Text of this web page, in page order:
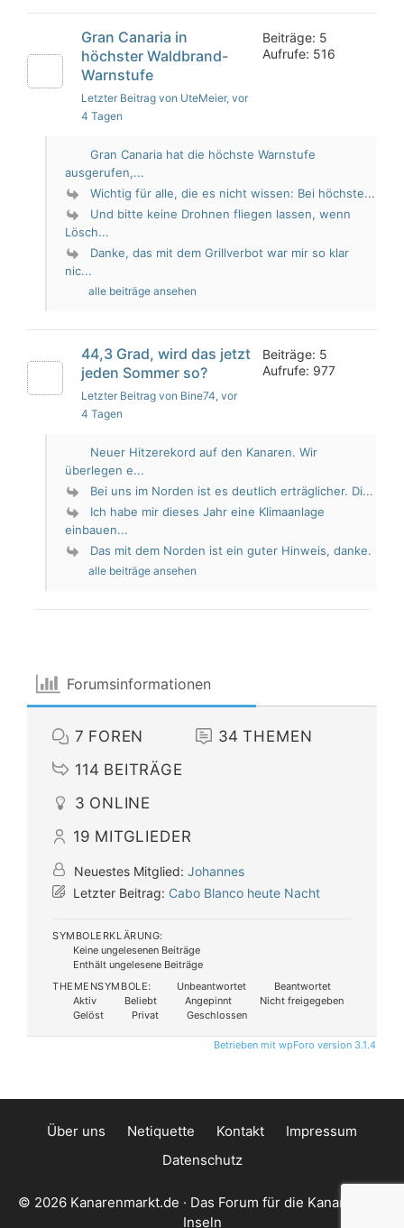
Gran Canaria in
höchster Waldbrand-
Warnstufe
Letzter Beitrag von UteMeier, vor
4 Tagen
Beiträge: 5
Aufrufe: 516
Gran Canaria hat die höchste Warnstufe
ausgerufen,...
Wichtig für alle, die es nicht wissen: Bei höchste...
Und bitte keine Drohnen fliegen lassen, wenn
Lösch...
Danke, das mit dem Grillverbot war mir so klar
nic...
alle beiträge ansehen
44,3 Grad, wird das jetzt
jeden Sommer so?
Letzter Beitrag von Bine74, vor
4 Tagen
Beiträge: 5
Aufrufe: 977
Neuer Hitzerekord auf den Kanaren. Wir
überlegen e...
Bei uns im Norden ist es deutlich erträglicher. Di...
Ich habe mir dieses Jahr eine Klimaanlage
einbauen...
Das mit dem Norden ist ein guter Hinweis, danke.
alle beiträge ansehen
Forumsinformationen
7 FOREN 34 THEMEN
114 BEITRÄGE
3 ONLINE
19 MITGLIEDER
Neuestes Mitglied: Johannes
Letzter Beitrag: Cabo Blanco heute Nacht
SYMBOLERKLÄRUNG:
Keine ungelesenen Beiträge
Enthält ungelesene Beiträge
THEMENSYMBOLE:
Unbeantwortet
Beantwortet
Aktiv
Beliebt Angepinnt
Nicht freigegeben
Gelöst
Privat Geschlossen
Betrieben mit wpForo version 3.1.4
Über uns Netiquette Kontakt
Impressum
Datenschutz
© 2026 Kanarenmarkt.de · Das Forum für die Kanarischen
Inseln